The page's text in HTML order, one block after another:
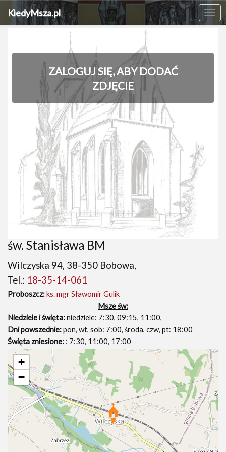
KiedyMsza.pl
ZALOGUJ SIĘ, ABY DODAĆ
ZDJĘCIE
‹ ›
św. Stanisława BM
Wilczyska 94, 38-350 Bobowa,
Tel.: 18-35-14-061
Proboszcz:ks. mgr Sławomir Gulik
Msze św:
Niedziele i święta:niedziele: 7:30, 09:15, 11:00,
Dni powszednie:pon, wt, sob: 7:00, środa, czw, pt: 18:00
Święta zniesione: : 7:30, 11:00, 17:00
+
−